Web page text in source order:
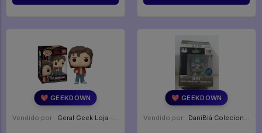
💖 GEEKDOWN
Vendido por: Geral Geek Loja - SP
💖 GEEKDOWN
Vendido por: DaniBlá Colecionáveis - SP